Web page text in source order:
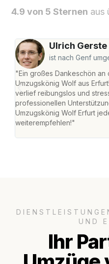
4.9 von 5 Sternen aus
Ulrich Gerste
ist nach Genf
"Ein großes Dankeschön an
Umzugskönig Wolf aus
verlief reibungslos und
professionellen
Umzugskönig Wolf Erfurt
weiterempfehlen!"
UND
Ihr